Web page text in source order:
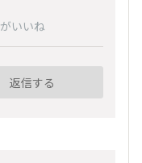
がいいね
返信する